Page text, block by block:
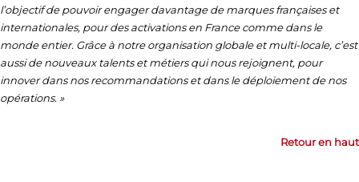
l’objectif de pouvoir engager davantage de marques françaises et
internationales, pour des activations en France comme dans le
monde entier. Grâce à notre organisation globale et multi-locale, c’est
aussi de nouveaux talents et métiers qui nous rejoignent, pour
innover dans nos recommandations et dans le déploiement de nos
opérations. »
Retour en haut